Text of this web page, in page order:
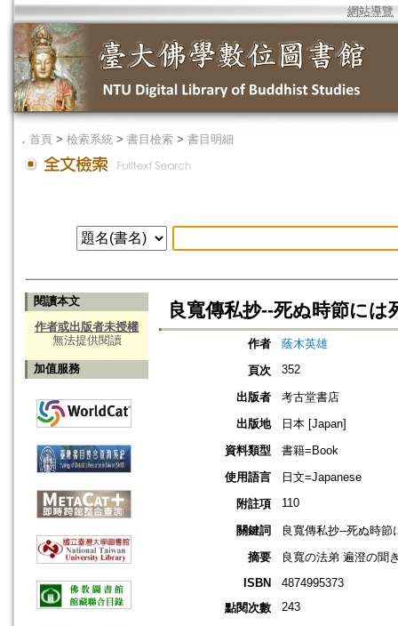
網站導覽
． 首頁 > 檢索系統 > 書目檢索 > 書目明細
閱讀本文
作者或出版者未授權
無法提供閱讀
加值服務
良寬傳私抄--死ぬ時節には
作者
蔭木英雄
頁次
352
出版者
考古堂書店
出版地
日本 [Japan]
資料類型
書籍=Book
使用語言
日文=Japanese
附註項
110
關鍵詞
良寬傳私抄--死ぬ時
摘要
良寬の法弟 遍澄の聞
ISBN
4874995373
點閱次數
243